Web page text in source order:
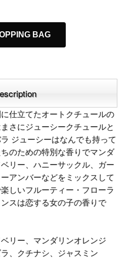
BAG
仕立てたオートクチュールの
さにジューシークチュールと
ジューシーはなんでも持って
のための特別な香りでマンダ
リー、ハニーサックル、ガー
アンバーなどをミックスして
しいフルーティー・フローラ
スは恋する女の子の香りで
リー、マンダリンオレンジ
、クチナシ、ジャスミン